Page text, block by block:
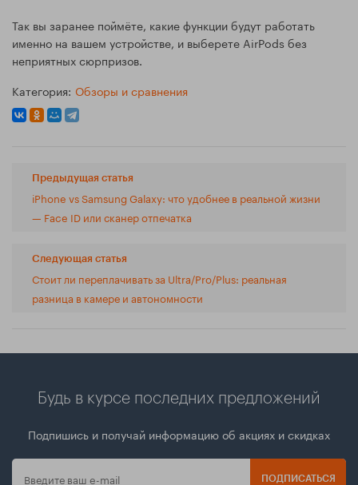
Так вы заранее поймёте, какие функции будут работать
именно на вашем устройстве, и выберете AirPods без
неприятных сюрпризов.
Категория: Обзоры и сравнения
Предыдущая статья
iPhone vs Samsung Galaxy: что удобнее в реальной жизни
— Face ID или сканер отпечатка
Следующая статья
Стоит ли переплачивать за Ultra/Pro/Plus: реальная
разница в камере и автономности
Будь в курсе последних предложений
Подпишись и получай информацию об акциях и скидках
ПОДПИСАТЬСЯ